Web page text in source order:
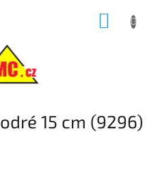
15 cm (9296)